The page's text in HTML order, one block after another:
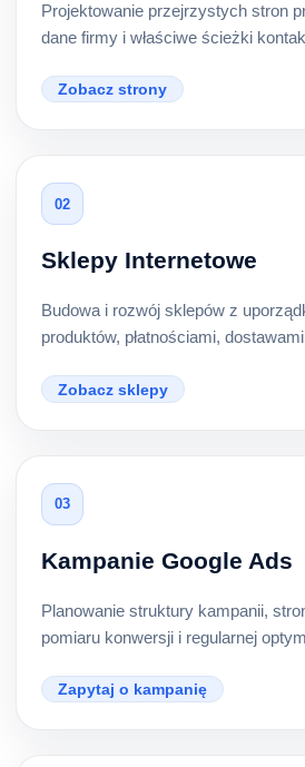
Projektowanie przejrzystych stron
dane firmy i właściwe ścieżki
Zobacz strony
02
Sklepy Internetowe
Budowa i rozwój sklepów z
produktów, płatnościami,
Zobacz sklepy
03
Kampanie Google Ads
Planowanie struktury kampanii,
pomiaru konwersji i regularnej
Zapytaj o kampanię